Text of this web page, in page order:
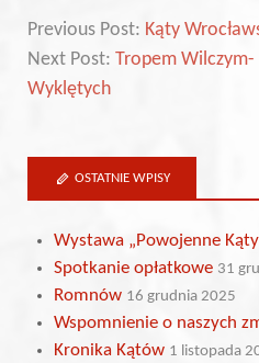
Previous Post: Kąty
Next Post: Tropem Wilczym-
Wyklętych
OSTATNIE WPISY
Wystawa „Powojenne
Spotkanie opłatkowe 31
Romnów 16 grudnia 2025
Wspomnienie o naszych
Kronika Kątów 1 listopada